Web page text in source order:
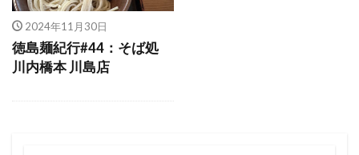
2024年11月30日
徳島麺紀行#44：そば処
川内橋本 川島店